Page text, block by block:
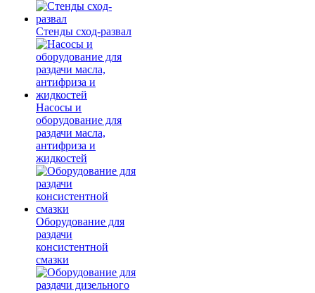
Стенды сход-развал
Насосы и
оборудование для
раздачи масла,
антифриза и
жидкостей
Оборудование для
раздачи
консистентной
смазки